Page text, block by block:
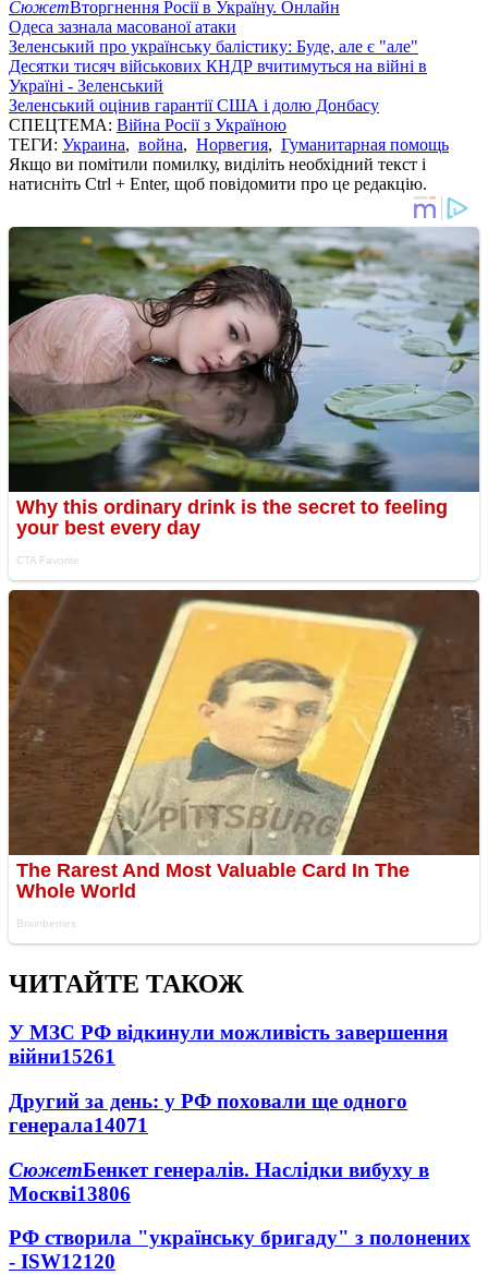
СюжетВторгнення Росії в Україну. Онлайн
Одеса зазнала масованої атаки
Зеленський про українську балістику: Буде, але є "але"
Десятки тисяч військових КНДР вчитимуться на війні в
Україні - Зеленський
Зеленський оцінив гарантії США і долю Донбасу
СПЕЦТЕМА: Війна Росії з Україною
ТЕГИ: Украина, война, Норвегия, Гуманитарная помощь
Якщо ви помітили помилку, виділіть необхідний текст і
натисніть Ctrl + Enter, щоб повідомити про це редакцію.
ЧИТАЙТЕ ТАКОЖ
У МЗС РФ відкинули можливість завершення
війни15261
Другий за день: у РФ поховали ще одного
генерала14071
СюжетБенкет генералів. Наслідки вибуху в
Москві13806
РФ створила "українську бригаду" з полонених
- ISW12120